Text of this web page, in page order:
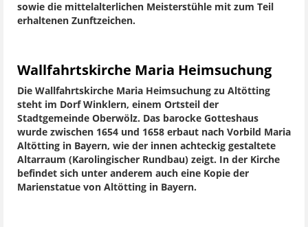
sowie die mittelalterlichen Meisterstühle mit zum Teil
erhaltenen Zunftzeichen.
Wallfahrtskirche Maria Heimsuchung
Die Wallfahrtskirche Maria Heimsuchung zu Altötting
steht im Dorf Winklern, einem Ortsteil der
Stadtgemeinde Oberwölz. Das barocke Gotteshaus
wurde zwischen 1654 und 1658 erbaut nach Vorbild Maria
Altötting in Bayern, wie der innen achteckig gestaltete
Altarraum (Karolingischer Rundbau) zeigt. In der Kirche
befindet sich unter anderem auch eine Kopie der
Marienstatue von Altötting in Bayern.